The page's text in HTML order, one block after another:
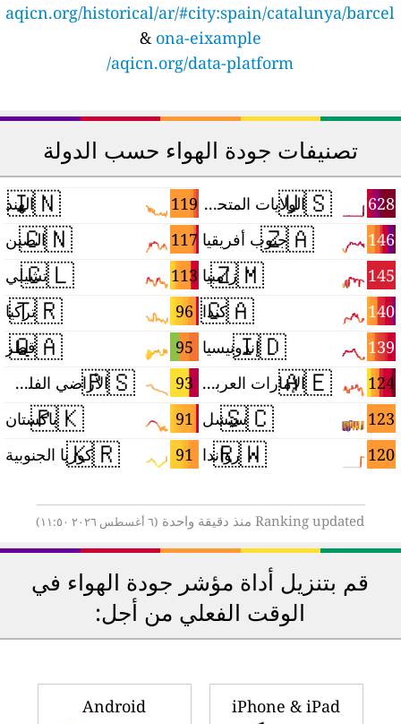
aqicn.org/historical/ar/#city:spain/catalunya/barcel
ona-eixample
&
aqicn.org/data-platform/
تصنيفات جودة الهواء حسب الدولة
🇺🇸 628 الولايات المتحدة
🇿🇦 146 جنوب أفريقيا
🇿🇲 145 زامبيا
🇨🇦 140 كندا
🇮🇩 139 إندونيسيا
🇦🇪 124 الإمارات العربية المتحدة
🇸🇨 123 سيشل
🇷🇼 120 رواندا
🇮🇳 119 الهند
🇨🇳 117 الصين
🇨🇱 113 تشيلي
🇹🇷 96 تركيا
🇶🇦 95 قطر
🇵🇸 93 الأراضي الفلسطينية
🇵🇰 91 باكستان
🇰🇷 91 كوريا الجنوبية
Ranking updated منذ دقيقة واحدة (٦ أغسطس ٢٠٢٦ ١١:٥٠)
قم بتنزيل أداة مؤشر جودة الهواء في
الوقت الفعلي من أجل:
iPhone & iPad
Android